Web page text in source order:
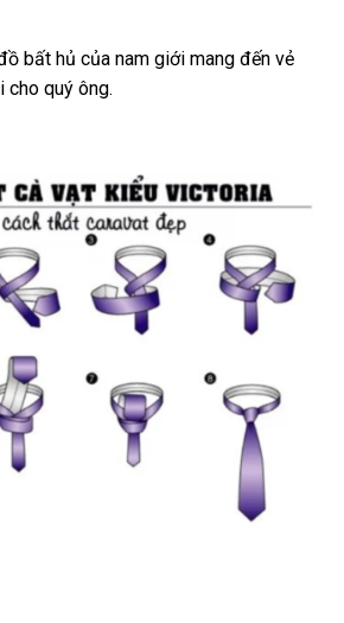
bất hủ của nam giới mang đến vẻ
cho quý ông.